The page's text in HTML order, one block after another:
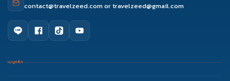
contact@travelzeed.comortravelzeed@gmail.com
เมนูหลัก